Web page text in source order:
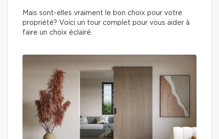
Mais sont-elles vraiment le bon choix pour votre
propriété? Voici un tour complet pour vous aider à
faire un choix éclairé.